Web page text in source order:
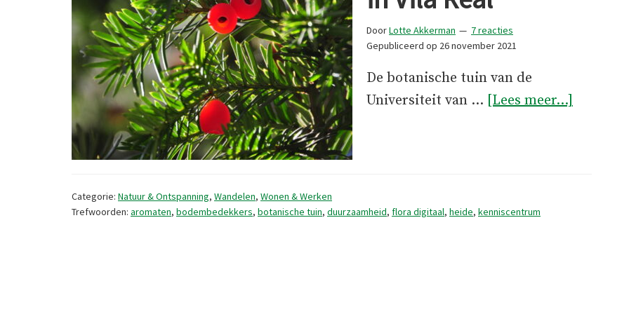
DoorLotte Akkerman
7 reacties
Gepubliceerd op 26 november 2021
De botanische tuin van de
Universiteit van … [Lees meer...]
Categorie: Natuur & Ontspanning, Wandelen, Wonen & Werken
Trefwoorden: aromaten, bodembedekkers, botanische tuin, duurzaamheid, flora digitaal, heide, kenniscentrum